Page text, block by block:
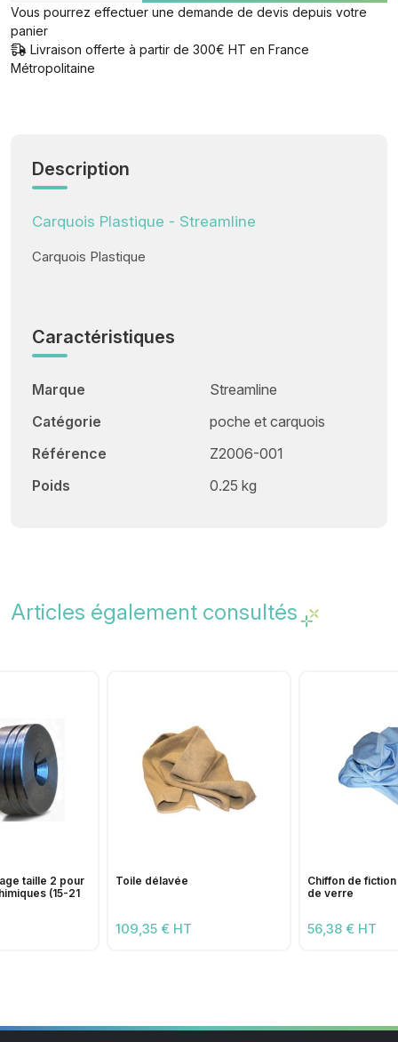
Vous pourrez effectuer une demande de devis depuis votre
panier
Livraison offerte à partir de 300€ HT en France
Métropolitaine
Description
Carquois Plastique - Streamline
Carquois Plastique
Caractéristiques
Marque
Streamline
Catégorie
poche et carquois
Référence
Z2006-001
Poids
0.25 kg
Articles également consultés
taille 2 pour
(15-21
Toile délavée
109,35 € HT
Chiffon de
de verre
56,38 € HT